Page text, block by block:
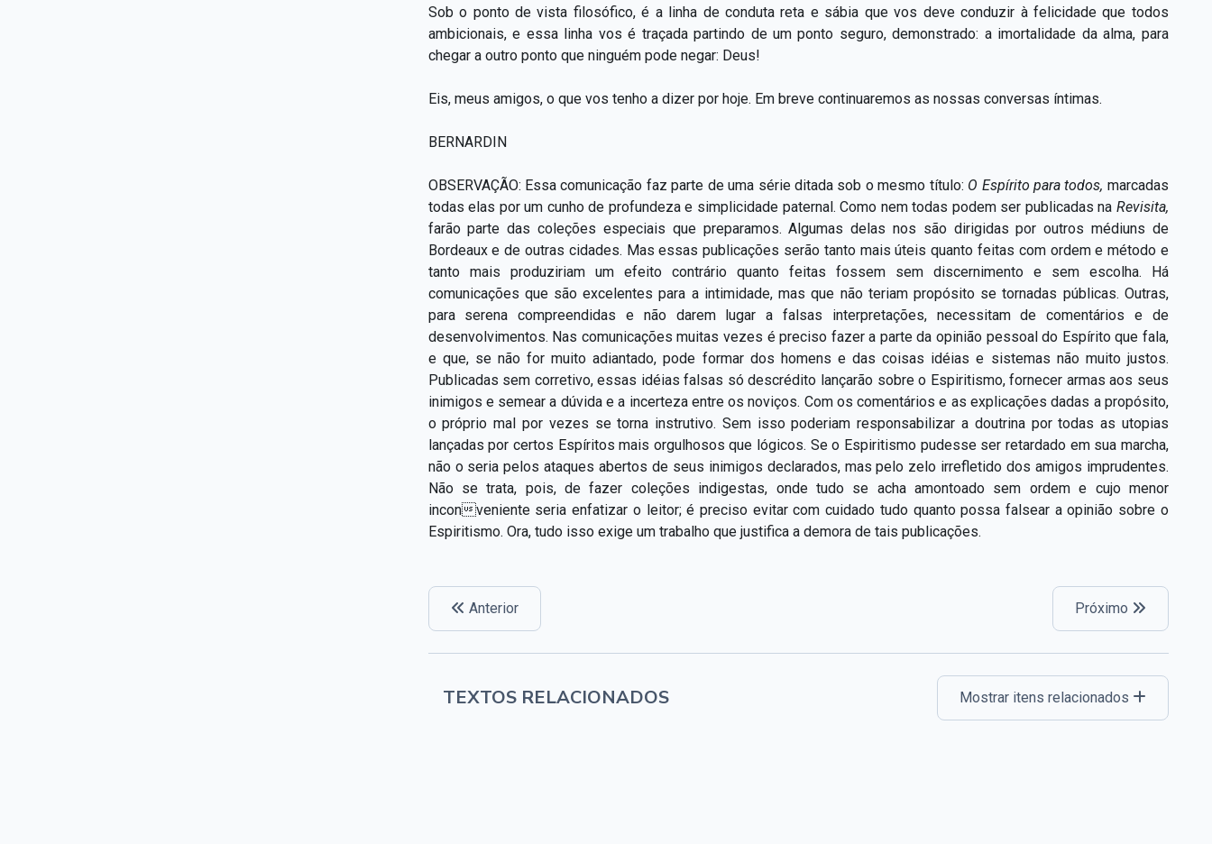
Sob o ponto de vista filosófico, é a linha de conduta reta e sábia que vos deve conduzir à felicidade que todos
ambicionais, e essa linha vos é traçada partindo de um ponto seguro, demonstrado: a imortalidade da alma, para
chegar a outro ponto que ninguém pode negar: Deus!
Eis, meus amigos, o que vos tenho a dizer por hoje. Em breve continuaremos as nossas conversas íntimas.
BERNARDIN
OBSERVAÇÃO: Essa comunicação faz parte de uma série ditada sob o mesmo título: O Espírito para todos, marcadas
todas elas por um cunho de profundeza e simplicidade paternal. Como nem todas podem ser publicadas na Revisita,
farão parte das coleções especiais que preparamos. Algumas delas nos são dirigidas por outros médiuns de
Bordeaux e de outras cidades. Mas essas publicações serão tanto mais úteis quanto feitas com ordem e método e
tanto mais produziriam um efeito contrário quanto feitas fossem sem discernimento e sem escolha. Há
comunicações que são excelentes para a intimidade, mas que não teriam propósito se tornadas públicas. Outras,
para serena compreendidas e não darem lugar a falsas interpretações, necessitam de comentários e de
desenvolvimentos. Nas comunicações muitas vezes é preciso fazer a parte da opinião pessoal do Espírito que fala,
e que, se não for muito adiantado, pode formar dos homens e das coisas idéias e sistemas não muito justos.
Publicadas sem corretivo, essas idéias falsas só descrédito lançarão sobre o Espiritismo, fornecer armas aos seus
inimigos e semear a dúvida e a incerteza entre os noviços. Com os comentários e as explicações dadas a propósito,
o próprio mal por vezes se torna instrutivo. Sem isso poderiam responsabilizar a doutrina por todas as utopias
lançadas por certos Espíritos mais orgulhosos que lógicos. Se o Espiritismo pudesse ser retardado em sua marcha,
não o seria pelos ataques abertos de seus inimigos declarados, mas pelo zelo irrefletido dos amigos imprudentes.
Não se trata, pois, de fazer coleções indigestas, onde tudo se acha amontoado sem ordem e cujo menor
incon veniente seria enfatizar o leitor; é preciso evitar com cuidado tudo quanto possa falsear a opinião sobre o
Espiritismo. Ora, tudo isso exige um trabalho que justifica a demora de tais publicações.
Anterior Próximo
TEXTOS RELACIONADOS Mostrar itens relacionados